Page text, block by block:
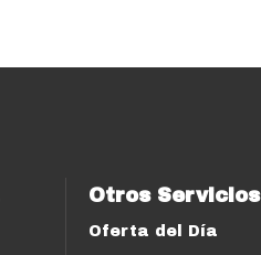
Otros Servicios
Oferta del Día